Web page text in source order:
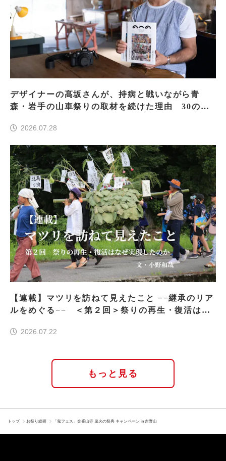
デザイナーの髙坂さんが、持病と戦いながら青
森・岩手の山車祭りの取材を続けた理由 30の山
2026.07.28
【連載】マツリを訪ねて見えたこと −−継承のリア
ルをめぐる−− ＜第２回＞祭りの再生・復活はな
2026.07.22
もっと見る
トップ お祭り総研 「鬼フェス」金峯山寺 鬼火の祭典 キャンペーン in 吉野山